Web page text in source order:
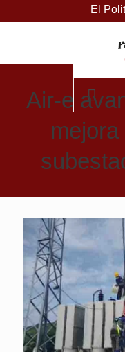
El Politécnico
Air-e
mejora